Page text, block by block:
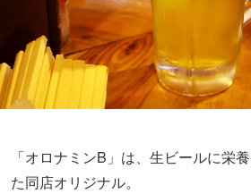
「オロナミンB」は、生ビールに栄
た同店オリジナル。